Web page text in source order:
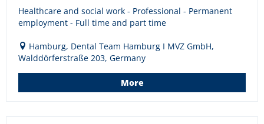
Healthcare and social work - Professional - Permanent
employment - Full time and part time
Hamburg, Dental Team Hamburg I MVZ GmbH,
Walddörferstraße 203, Germany
More